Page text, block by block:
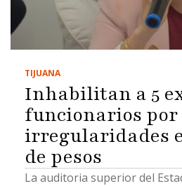
TIJUANA
Inhabilitan a 5
funcionarios por
irregularidades
de pesos
La auditoria superior del